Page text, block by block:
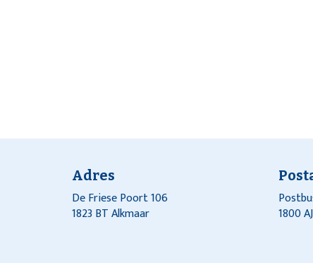
Adres
De Friese Poort 106
1823 BT Alkmaar
1800